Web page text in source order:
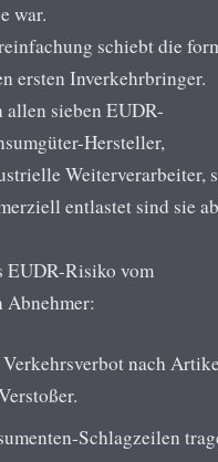
war.
schiebt die
ersten Inverkehrbringer.
allen sieben EUDR-
Hersteller,
Weiterverarbeiter,
entlastet sind sie
EUDR-Risiko vom
nach
Schlagzeilen